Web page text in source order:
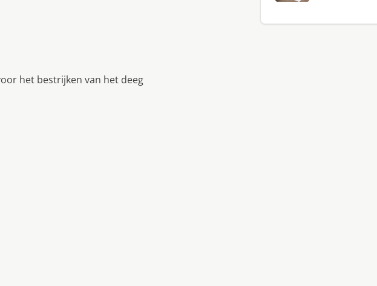
het bestrijken van het deeg